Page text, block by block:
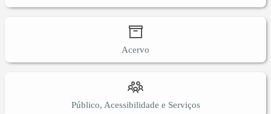
Acervo
Público, Acessibilidade e Serviços